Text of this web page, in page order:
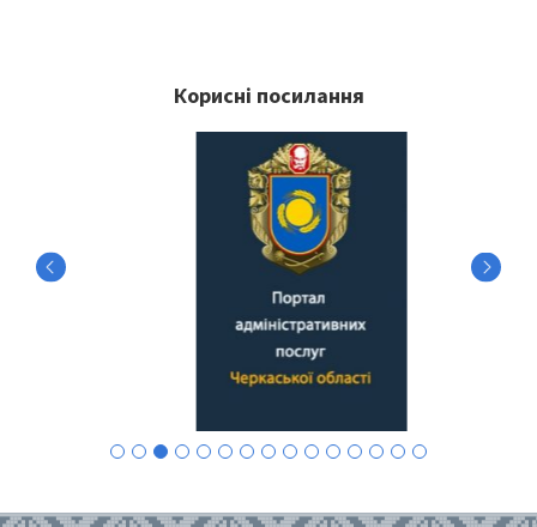
Корисні посилання